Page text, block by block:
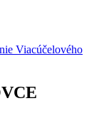
Viacúčelového